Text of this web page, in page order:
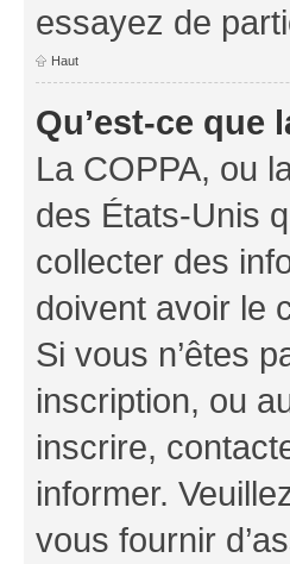
essayez de
Haut
Qu’est-ce que
La COPPA, ou
des États-Unis
collecter des
doivent avoir le
Si vous n’êtes
inscription, ou
inscrire,
informer.
vous fournir